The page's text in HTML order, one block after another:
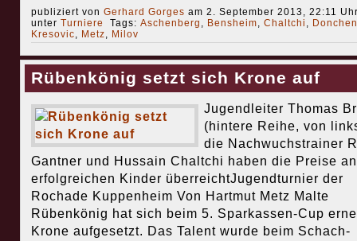
publiziert von Gerhard Gorges am 2. September 2013, 22:11
unter Turniere Tags: Aschenberg , Bensheim, Chaltchi ,
Kresovic, Metz, Milov
Rübenkönig setzt sich Krone auf
Jugendleiter Thomas
(hintere Reihe, von
die Nachwuchstrainer
Gantner und Hussain Chaltchi haben die Preise
erfolgreichen Kinder überreichtJugendturnier der
Rochade Kuppenheim Von Hartmut Metz Malte
Rübenkönig hat sich beim 5. Sparkassen-Cup
Krone aufgesetzt. Das Talent wurde beim Schach-